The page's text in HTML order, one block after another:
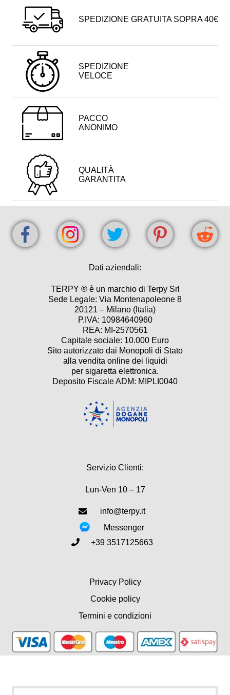
SPEDIZIONE GRATUITA SOPRA 40€
SPEDIZIONE
VELOCE
PACCO
ANONIMO
QUALITÀ
GARANTITA
Dati aziendali:
TERPY ® è un marchio di Terpy Srl
Sede Legale: Via Montenapoleone 8
20121 – Milano (Italia)
P.IVA: 10984640960
REA: MI-2570561
Capitale sociale: 10.000 Euro
Sito autorizzato dai Monopoli di Stato
alla vendita online dei liquidi
per sigaretta elettronica.
Deposito Fiscale ADM: MIPLI0040
Servizio Clienti:
Lun-Ven 10 – 17
info@terpy.it
Messenger
+39 3517125663
Privacy Policy
Cookie policy
Termini e condizioni